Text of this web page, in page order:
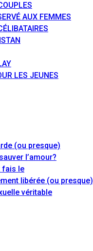
AUX FEMMES
LES JEUNES
(ou presque)
l’amour?
fais le
libérée (ou presque)
véritable